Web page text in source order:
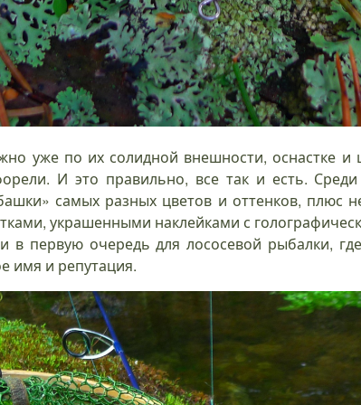
уже по их солидной внешности, оснастке
И это правильно, все так и есть.
самых разных цветов и оттенков, плюс
украшенными наклейками с
в первую очередь для лососевой рыбалки,
имя и репутация.